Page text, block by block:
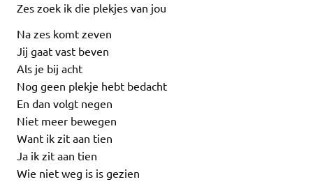
Zes zoek ik die plekjes van jou
Na zes komt zeven
Jij gaat vast beven
Als je bij acht
Nog geen plekje hebt bedacht
En dan volgt negen
Niet meer bewegen
Want ik zit aan tien
Ja ik zit aan tien
Wie niet weg is is gezien